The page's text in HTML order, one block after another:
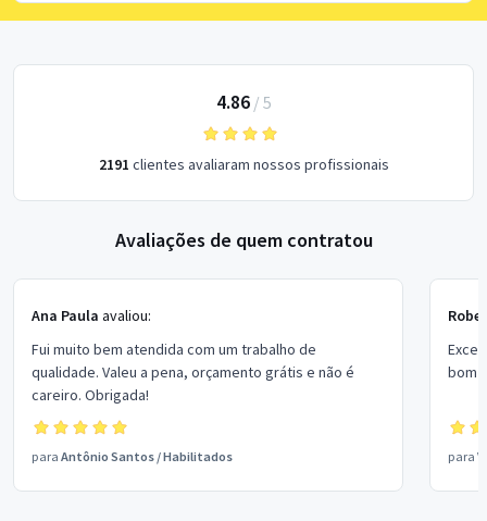
4.86/ 5
2191 clientes avaliaram nossos profissionais
Avaliações de quem contratou
Ana Paula avaliou:
Fui muito bem atendida com um trabalho de
qualidade. Valeu a pena, orçamento grátis e não é
careiro. Obrigada!
para Antônio Santos /Habilitados
bom
para